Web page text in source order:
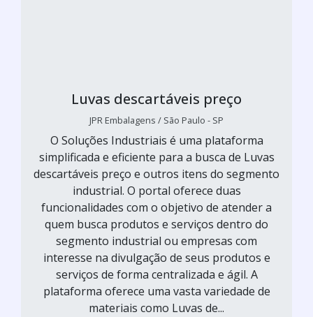
Luvas descartáveis preço
JPR Embalagens / São Paulo - SP
O Soluções Industriais é uma plataforma
simplificada e eficiente para a busca de Luvas
descartáveis preço e outros itens do segmento
industrial. O portal oferece duas
funcionalidades com o objetivo de atender a
quem busca produtos e serviços dentro do
segmento industrial ou empresas com
interesse na divulgação de seus produtos e
serviços de forma centralizada e ágil. A
plataforma oferece uma vasta variedade de
materiais como Luvas de...